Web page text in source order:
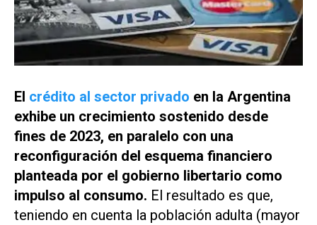
El crédito al sector privado en la Argentina
exhibe un crecimiento sostenido desde
fines de 2023, en paralelo con una
reconfiguración del esquema financiero
planteada por el gobierno libertario como
impulso al consumo. El resultado es que,
teniendo en cuenta la población adulta (mayor